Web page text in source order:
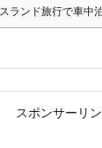
ランド旅行で車中
スポンサーリ